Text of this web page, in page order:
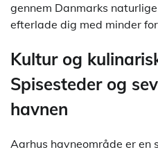
gennem Danmarks
efterlade dig med minder
Kultur og
Spisesteder og
havnen
Aarhus havneområde er en